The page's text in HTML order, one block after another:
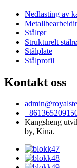
Nedlasting av
Stålrør
Strukturelt
Stålplate
Stålprofil
Kontakt oss
Kangsheng
by, Kina.